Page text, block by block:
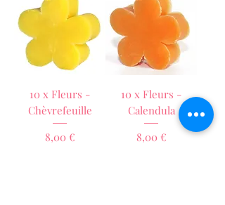
10 x Fleurs -
Chèvrefeuille
Prix
8,00 €
10 x Fleurs -
Calendula
Prix
8,00 €